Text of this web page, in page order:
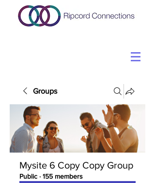
Groups
Mysite 6 Copy Copy Group
Public · 155 members